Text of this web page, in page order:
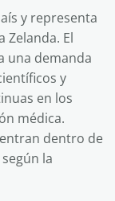
y representa
Zelanda. El
una demanda
y
en los
médica.
dentro de
la